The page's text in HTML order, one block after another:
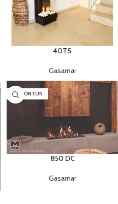
40TS
Gasarnar
SÉRPÖNTUN
850 DC
Gasarnar